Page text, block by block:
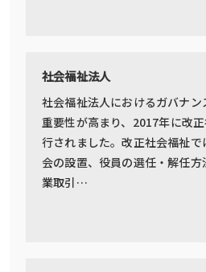
社会福祉法人
社会福祉法人におけるガバナ
重要性が高まり、2017年に改
行されました。改正社会福祉
会の設置、役員の選任・解任
業取引…